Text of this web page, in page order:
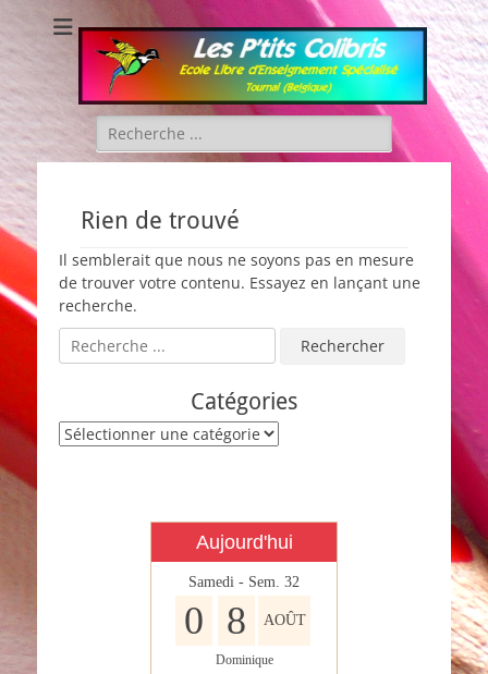
Les P'tits Colibris
Rechercher :
Rien de trouvé
Il semblerait que nous ne soyons pas en mesure
de trouver votre contenu. Essayez en lançant une
recherche.
Rechercher :
Catégories
Catégories
Aujourd'hui
Samedi - Sem. 32
0 8 AOÛT
Dominique